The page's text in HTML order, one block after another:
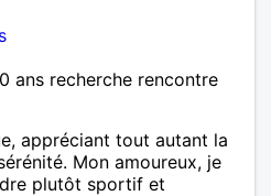
ans recherche rencontre
appréciant tout autant la
Mon amoureux, je
plutôt sportif et